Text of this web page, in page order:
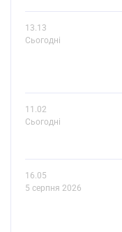
13.13
Сьогодні
11.02
Сьогодні
16.05
5 серпня 2026